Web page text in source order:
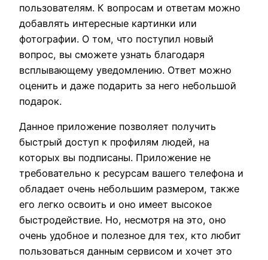
пользователям. К вопросам и ответам можно
добавлять интересные картинки или
фотографии. О том, что поступил новый
вопрос, вы сможете узнать благодаря
всплывающему уведомлению. Ответ можно
оценить и даже подарить за него небольшой
подарок.
Данное приложение позволяет получить
быстрый доступ к профилям людей, на
которых вы подписаны. Приложение не
требовательно к ресурсам вашего телефона и
обладает очень небольшим размером, также
его легко освоить и оно имеет высокое
быстродействие. Но, несмотря на это, оно
очень удобное и полезное для тех, кто любит
пользоваться данным сервисом и хочет это